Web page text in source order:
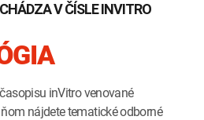
V ČÍSLE INVITRO
inVitro venované
nájdete tematické odborné